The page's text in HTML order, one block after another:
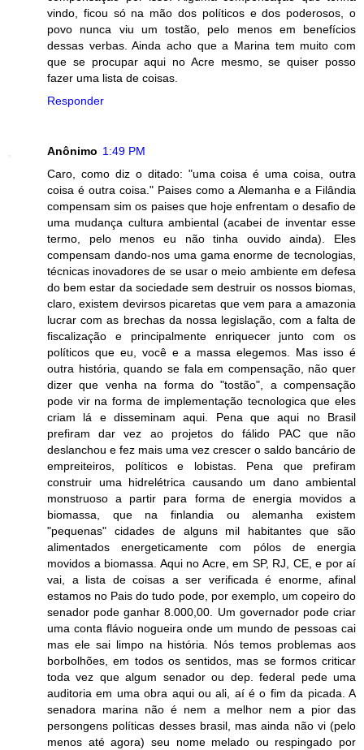
vindo, ficou só na mão dos políticos e dos poderosos, o
povo nunca viu um tostão, pelo menos em benefícios
dessas verbas. Ainda acho que a Marina tem muito com
que se procupar aqui no Acre mesmo, se quiser posso
fazer uma lista de coisas.
Responder
Anônimo 1:49 PM
Caro, como diz o ditado: "uma coisa é uma coisa, outra
coisa é outra coisa." Paises como a Alemanha e a Filândia
compensam sim os paises que hoje enfrentam o desafio de
uma mudança cultura ambiental (acabei de inventar esse
termo, pelo menos eu não tinha ouvido ainda). Eles
compensam dando-nos uma gama enorme de tecnologias,
técnicas inovadores de se usar o meio ambiente em defesa
do bem estar da sociedade sem destruir os nossos biomas,
claro, existem devirsos picaretas que vem para a amazonia
lucrar com as brechas da nossa legislação, com a falta de
fiscalização e principalmente enriquecer junto com os
políticos que eu, você e a massa elegemos. Mas isso é
outra história, quando se fala em compensação, não quer
dizer que venha na forma do "tostão", a compensação
pode vir na forma de implementação tecnologica que eles
criam lá e disseminam aqui. Pena que aqui no Brasil
prefiram dar vez ao projetos do fálido PAC que não
deslanchou e fez mais uma vez crescer o saldo bancário de
empreiteiros, políticos e lobistas. Pena que prefiram
construir uma hidrelétrica causando um dano ambiental
monstruoso a partir para forma de energia movidos a
biomassa, que na finlandia ou alemanha existem
"pequenas" cidades de alguns mil habitantes que são
alimentados energeticamente com pólos de energia
movidos a biomassa. Aqui no Acre, em SP, RJ, CE, e por aí
vai, a lista de coisas a ser verificada é enorme, afinal
estamos no Pais do tudo pode, por exemplo, um copeiro do
senador pode ganhar 8.000,00. Um governador pode criar
uma conta flávio nogueira onde um mundo de pessoas cai
mas ele sai limpo na história. Nós temos problemas aos
borbolhões, em todos os sentidos, mas se formos criticar
toda vez que algum senador ou dep. federal pede uma
auditoria em uma obra aqui ou ali, aí é o fim da picada. A
senadora marina não é nem a melhor nem a pior das
persongens políticas desses brasil, mas ainda não vi (pelo
menos até agora) seu nome melado ou respingado por